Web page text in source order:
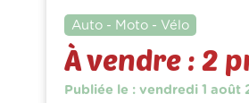
Auto - Moto - Vélo
À vendre : 2
Publiée le : vendredi 1 août